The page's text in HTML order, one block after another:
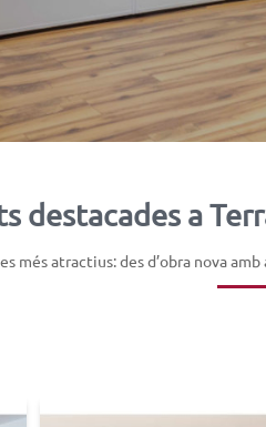
destacades a
més atractius: des d’obra nova